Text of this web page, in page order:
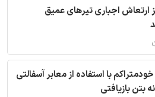
ارتعاش اجباری تیرهای عمیق
با استفاده از معابر آسفالتی
بتن بازیافتی